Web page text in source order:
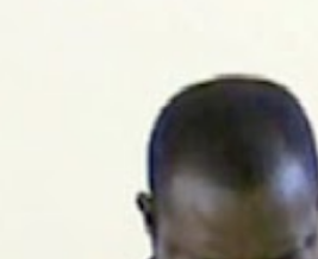
uploads/2018/06/Cantique-tel-que-je-
www.lafoiapostolique.org/wp-
lasse-rempli-de-tritesse.mp3